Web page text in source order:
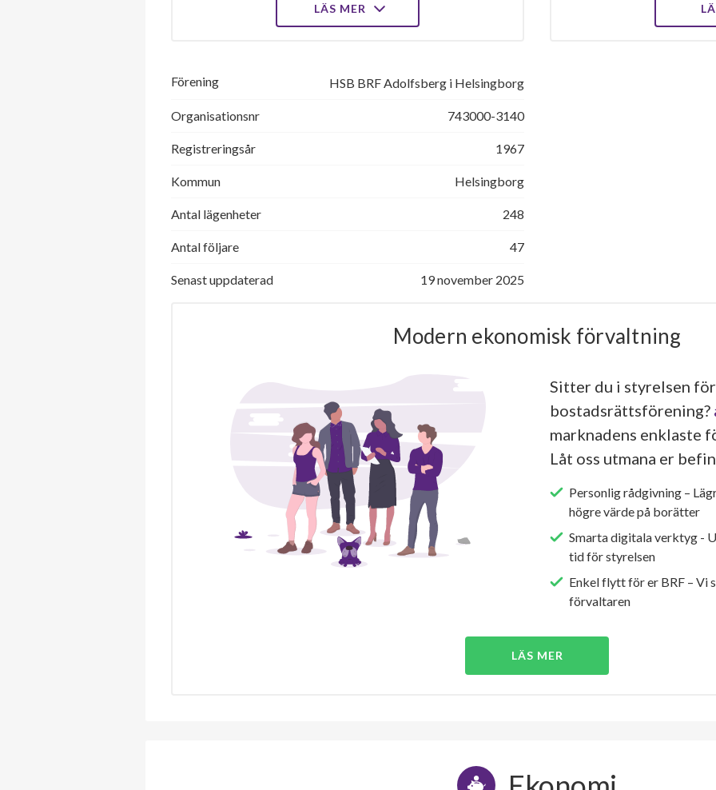
LÄS MER
Förening HSB BRF Adolfsberg i Helsingborg
Organisationsnr 743000-3140
Registreringsår 1967
Kommun Helsingborg
Antal lägenheter 248
Antal följare 47
Senast uppdaterad 19 november 2025
Modern ekonomisk förvaltning
Sitter du i styrelsen
bostadsrättsförening?
marknadens enklaste
Låt oss utmana er
Personlig rådgivning –
högre värde på borätter
Smarta digitala verktyg -
tid för styrelsen
Enkel flytt för er BRF – Vi
förvaltaren
LÄS MER